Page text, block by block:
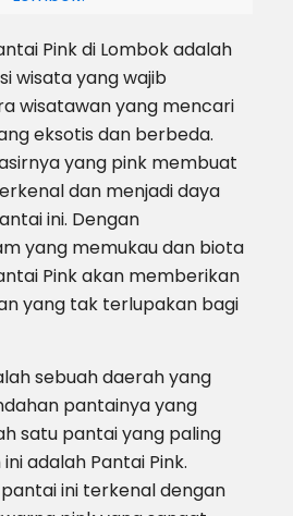
Pink di Lombok adalah
wisata yang wajib
wisatawan yang mencari
eksotis dan berbeda.
yang pink membuat
dan menjadi daya
ini. Dengan
yang memukau dan biota
Pink akan memberikan
yang tak terlupakan bagi
sebuah daerah yang
pantainya yang
satu pantai yang paling
adalah Pantai Pink.
ini terkenal dengan